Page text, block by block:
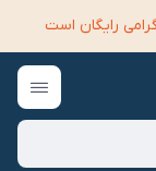
رایگان است